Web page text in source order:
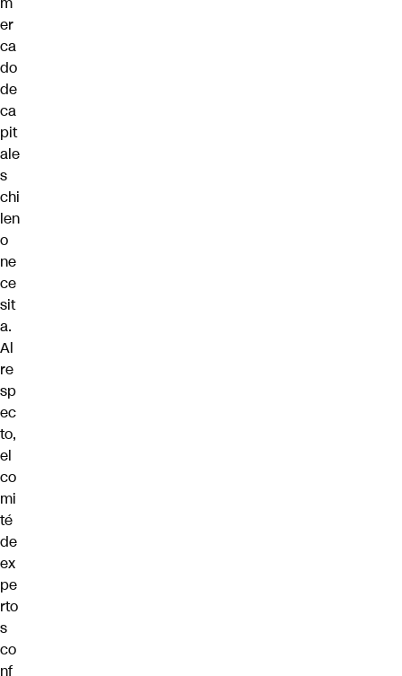
er
ca
do
de
ca
pit
ale
s
chi
len
o
ne
ce
sit
a.
Al
re
sp
ec
to,
el
co
mi
té
de
ex
pe
rto
s
co
nf